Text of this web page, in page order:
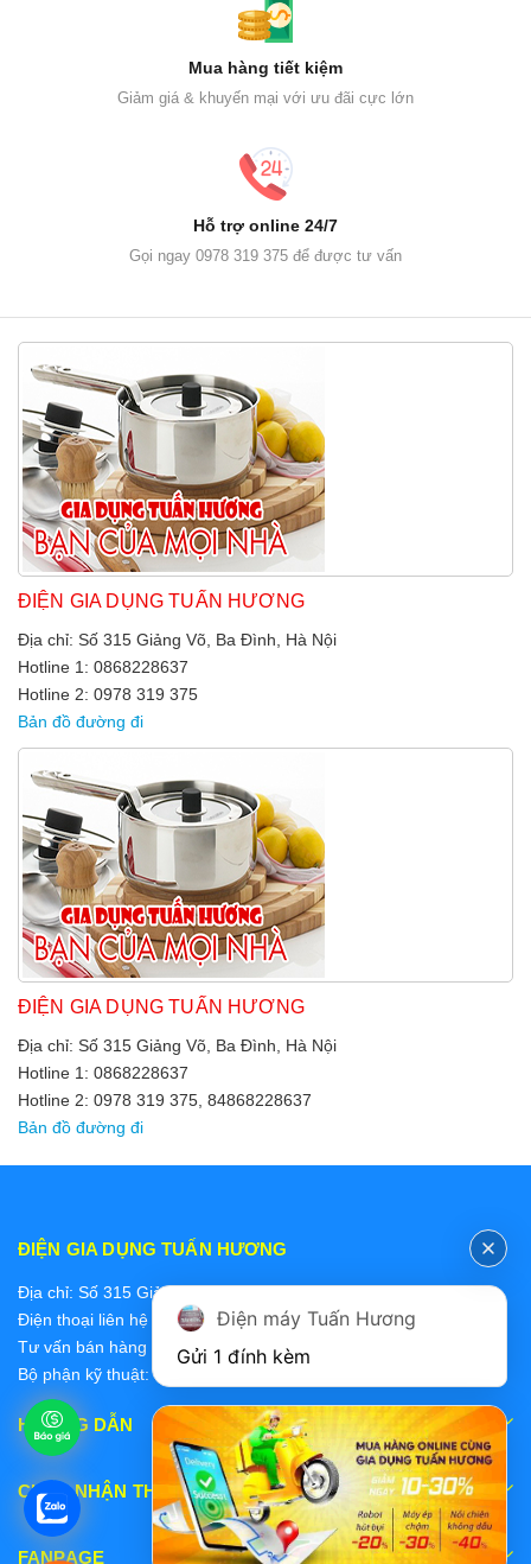
Mua hàng tiết kiệm
Giảm giá & khuyến mại với ưu đãi cực lớn
Hỗ trợ online 24/7
Gọi ngay 0978 319 375 để được tư vấn
ĐIỆN GIA DỤNG TUẤN HƯƠNG
Địa chỉ: Số 315 Giảng Võ, Ba Đình, Hà Nội
Hotline 1: 0868228637
Hotline 2: 0978 319 375
Bản đồ đường đi
ĐIỆN GIA DỤNG TUẤN HƯƠNG
Địa chỉ: Số 315 Giảng Võ, Ba Đình, Hà Nội
Hotline 1: 0868228637
Hotline 2: 0978 319 375, 84868228637
Bản đồ đường đi
ĐIỆN GIA DỤNG TUẤN HƯƠNG
Địa chỉ: Số 315 Giảng Võ, Ba Đình, Hà Nội
Điện thoại liên hệ các bộ phận:
Tư vấn bán hàng 2: 0868228637
Bộ phận kỹ thuật: 0978 319 375
HƯỚNG DẪN
CHẤP NHẬN THANH TOÁN
FANPAGE
Điện máy Tuấn Hương
Gửi 1 đính kèm